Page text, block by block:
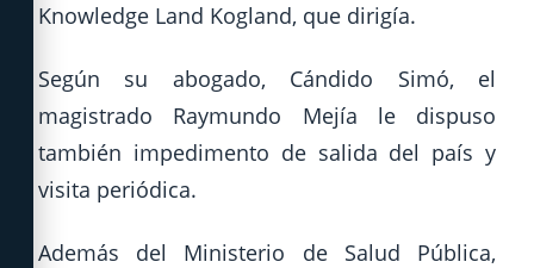
Knowledge Land Kogland, que dirigía.
Según su abogado, Cándido Simó, el
magistrado Raymundo Mejía le dispuso
también impedimento de salida del país y
visita periódica.
Además del Ministerio de Salud Pública,